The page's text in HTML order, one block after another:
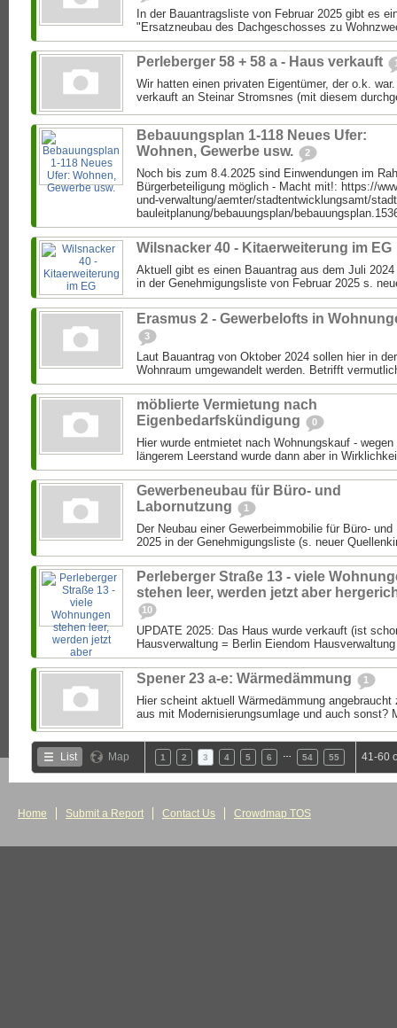
In der Bauantragsliste von Februar 2025 gibt es
"Ersatzneubau des Dachgeschosses zu
Perleberger 58 + 58 a - Haus verkauft
Wir hatten einen privaten Eigentümer, der o.k.
verkauft an Steinar Stromsnes (mit diesem
Bebauungsplan 1-118 Neues Ufer:
Wohnen, Gewerbe usw.
2
Noch bis zum 8.4.2025 sind Einwendungen im
Bürgerbeteiligung möglich - Macht mit!: https://
und-verwaltung/aemter/stadtentwicklungsamt/
bauleitplanung/bebauungsplan/
Wilsnacker 40 - Kitaerweiterung im EG
Aktuell gibt es einen Bauantrag aus dem Juli
in der Genehmigungsliste von Februar 2025 s.
Erasmus 2 - Gewerbelofts in
3
Laut Bauantrag von Oktober 2024 sollen hier in
Wohnraum umgewandelt werden. Betrifft
möblierte Vermietung nach
Eigenbedarfskündigung
0
Hier wurde entmietet nach Wohnungskauf -
längerem Leerstand wurde dann aber in
Gewerbeneubau für Büro- und
Labornutzung
1
Der Neubau einer Gewerbeimmobilie für Büro-
2025 in der Genehmigungsliste (s. neuer
Perleberger Straße 13 - viele
stehen leer, werden jetzt aber
10
UPDATE 2025: Das Haus wurde verkauft (ist
Hausverwaltung = Berlin Eiendom
Spener 23 a-e: Wärmedämmung 1
Hier scheint aktuell Wärmedämmung
aus mit Modernisierungsumlage und auch sonst?
List Map 1 2 3 4 5 6 54 55 41-60
Home Submit a Report Contact Us Crowdmap TOS